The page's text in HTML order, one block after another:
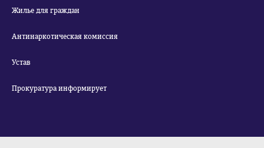
Жилье для граждан
Антинаркотическая комиссия
Устав
Прокуратура информирует